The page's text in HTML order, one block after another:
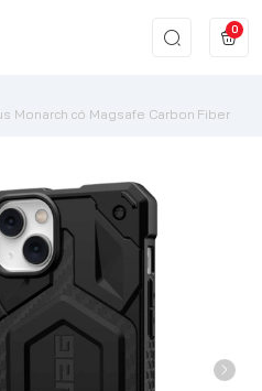
0
Monarch có Magsafe Carbon Fiber